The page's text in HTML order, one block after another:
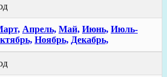
Апрель, Май, Июнь, Июль-
Ноябрь, Декабрь,